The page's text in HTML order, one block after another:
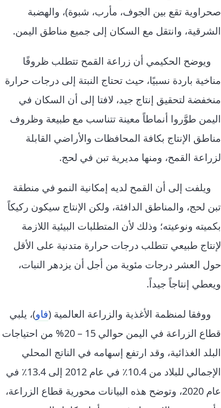
صحراوية تقع بين الجوف، مأرب، شبوة)، والهضبة
الشرقية، وانتقل مع السكان إلى جميع مناطق اليمن.
ويوضح الحكيمي أن زراعة القمح تتطلب ظروفًا
مناخية باردة نسبيًا، حيث تحتاج النبتة إلى درجات حرارة
منخفضة لتحقيق إنتاج جيد، لافتا إلى أن السكان في
اليمن طوَّروا أنماطاً معينة تتناسب مع طبيعة وظروف
مناطق الإنتاج بكافة المحافظات والأراضي القابلة
لزراعة القمح، ومنها مديرية تبن في لحج.
ويلفت إلى أن القمح لديه إمكانية النمو في منطقة
تبن لحج، والمناطق الدافئة، ولكن الإنتاج سيكون ركيكاً
بكميته ونوعيته؛ وذلك لأن المتطلبات البيئية اللازمة
لإنتاج طبيعي تتطلب درجات حرارة متدنية على الأقل
حول العشر درجات مئوية من أجل أن يزدهر النبات،
ويعطي إنتاجاً جيداً.
ووفقا لمنظمة الأغذية والزراعة العالمية (فاو)، يلبي
قطاع الزراعة في اليمن حوالي 15 – 20% من احتياجات
البلد الغذائية، وقد ارتفع إسهامه في الناتج المحلي
الإجمالي للبلاد من 10.4٪ في عام 2012 إلى 13.4٪ في
عام 2020، وتوضح هذه البيانات محورية قطاع الزراعة،